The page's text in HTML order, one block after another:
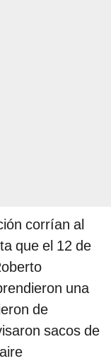
corrían al
que el 12 de
una
de
sacos de